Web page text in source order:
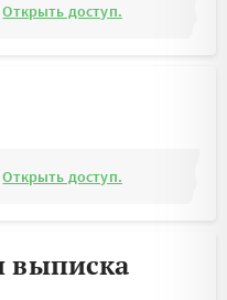
Открыть доступ.
Открыть доступ.
выписка